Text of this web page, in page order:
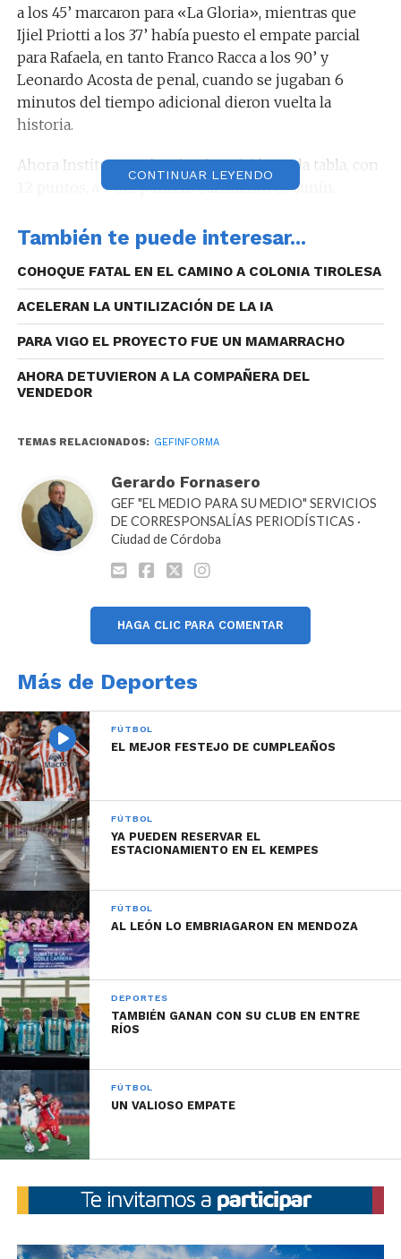
a los 45’ marcaron para «La Gloria», mientras que
Ijiel Priotti a los 37’ había puesto el empate parcial
para Rafaela, en tanto Franco Racca a los 90’ y
Leonardo Acosta de penal, cuando se jugaban 6
minutos del tiempo adicional dieron vuelta la
historia.
Ahora Instituto está en la 6ª posición en la tabla, con
12 puntos, a 7 del puntero Sarmiento de Junín.
En la próxima fecha el equipo de Alta Córdoba será
local de All Boys el domingo a la hora 19.
CONTINUAR LEYENDO
También te puede interesar...
COHOQUE FATAL EN EL CAMINO A COLONIA TIROLESA
ACELERAN LA UNTILIZACIÓN DE LA IA
PARA VIGO EL PROYECTO FUE UN MAMARRACHO
AHORA DETUVIERON A LA COMPAÑERA DEL
VENDEDOR
TEMAS RELACIONADOS: GEFINFORMA
Gerardo Fornasero
GEF "EL MEDIO PARA SU MEDIO" SERVICIOS
DE CORRESPONSALÍAS PERIODÍSTICAS ·
Ciudad de Córdoba
HAGA CLIC PARA COMENTAR
Más de Deportes
FÚTBOL
EL MEJOR FESTEJO DE CUMPLEAÑOS
FÚTBOL
YA PUEDEN RESERVAR EL
ESTACIONAMIENTO EN EL KEMPES
FÚTBOL
AL LEÓN LO EMBRIAGARON EN MENDOZA
DEPORTES
TAMBIÉN GANAN CON SU CLUB EN ENTRE
RÍOS
FÚTBOL
UN VALIOSO EMPATE